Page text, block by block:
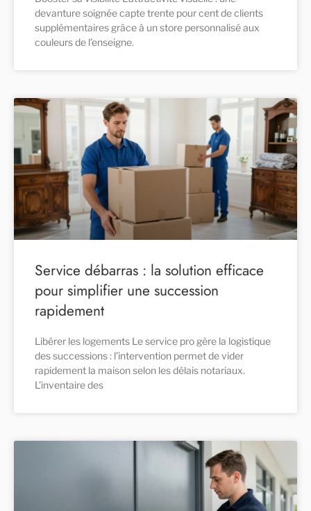
devanture soignée capte trente pour cent de clients
supplémentaires grâce à un store personnalisé aux
couleurs de l’enseigne.
Service débarras : la solution efficace
pour simplifier une succession
rapidement
Libérer les logements Le service pro gère la logistique
des successions : l’intervention permet de vider
rapidement la maison selon les délais notariaux.
L’inventaire des